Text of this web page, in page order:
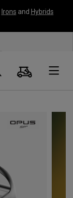
Irons and Hybrids
Suche